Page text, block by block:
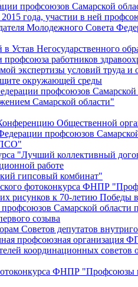
профсоюзов Самарской
года, участии в ней
Молодежного Совета
Негосударственного
работников
экспертизы условий труда и
окружающей среды
профсоюзов Самарской
Самарской области"
Общественной
профсоюзов
"Лучший коллективный
работе
гипсовый комбинат"
фотоконкурса ФНПР
рисунков к 70-летию
Самарской
созыва
Советов депутатов
профсоюзная организация
координационных
ФНПР "Профсоюзы